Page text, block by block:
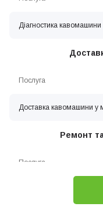
Діагностика кавомашини
Послуга
Доставка кавомашини у
Ремонт
Послуга
Заміна бойлера